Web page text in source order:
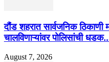
दौंड शहरात सार्वजनिक ठिकाणी
चालविणाऱ्यांवर पोलिसांची
August 7, 2026